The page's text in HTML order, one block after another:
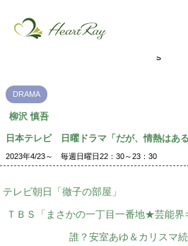
s
DRAMA
柳沢 慎吾
日本テレビ 日曜ドラマ「だが、情熱はあ
2023年4/23～ 毎週日曜日22：30～23：30
テレビ朝日「徹子の部屋」
ＴＢＳ「まさかの一丁目一番地★芸能界
誰？安室あゆ＆カリスマ